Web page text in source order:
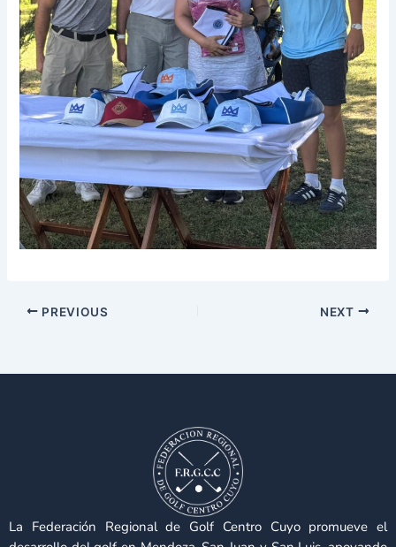
PREVIOUS NEXT
La Federación Regional de Golf Centro Cuyo promueve el